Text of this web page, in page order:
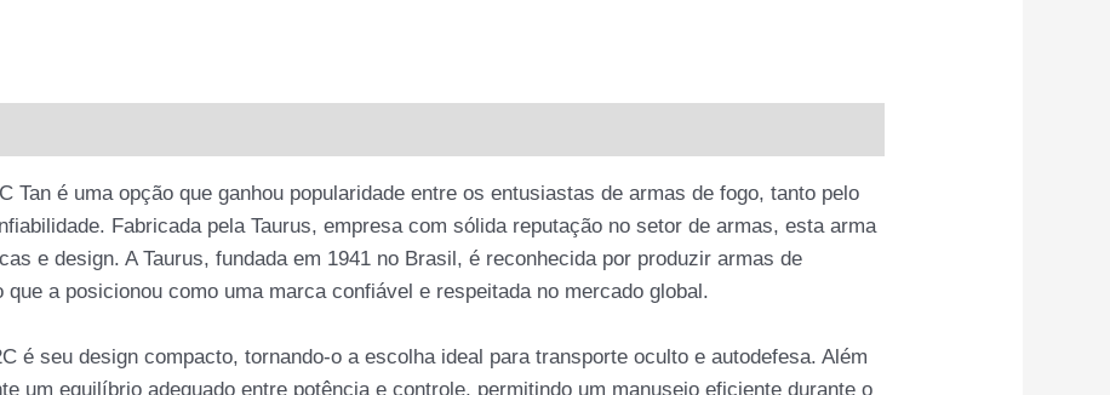
Tan é uma opção que ganhou popularidade entre os entusiastas de armas de fogo, tanto pelo
Fabricada pela Taurus, empresa com sólida reputação no setor de armas, esta arma
e design. A Taurus, fundada em 1941 no Brasil, é reconhecida por produzir armas de
a posicionou como uma marca confiável e respeitada no mercado global.
é seu design compacto, tornando-o a escolha ideal para transporte oculto e autodefesa. Além
um equilíbrio adequado entre potência e controle, permitindo um manuseio eficiente durante o